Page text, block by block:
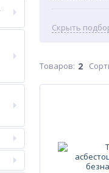
Скрыть
Товаров: 2